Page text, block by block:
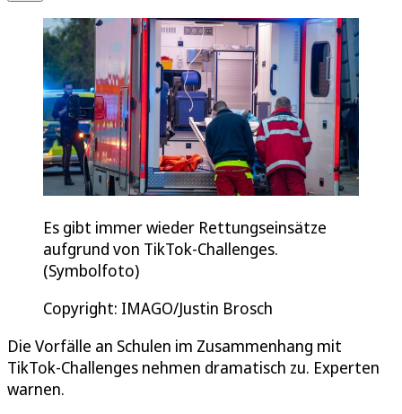
Es gibt immer wieder Rettungseinsätze
aufgrund von TikTok-Challenges.
(Symbolfoto)
Copyright: IMAGO/Justin Brosch
Die Vorfälle an Schulen im Zusammenhang mit
TikTok-Challenges nehmen dramatisch zu. Experten
warnen.